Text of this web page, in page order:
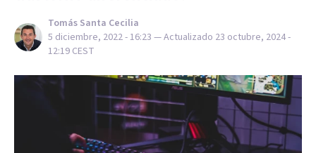
Tomás Santa Cecilia
5 diciembre, 2022 - 16:23 — Actualizado 23 octubre, 2024 -
12:19 CEST